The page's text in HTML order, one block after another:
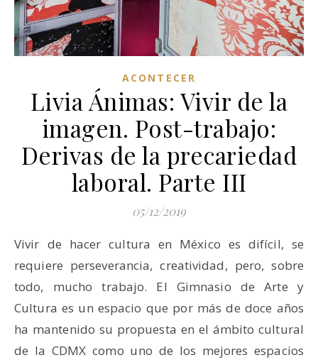
ACONTECER
Livia Ánimas: Vivir de la
imagen. Post-trabajo:
Derivas de la precariedad
laboral. Parte III
05/12/2019
Vivir de hacer cultura en México es difícil, se
requiere perseverancia, creatividad, pero, sobre
todo, mucho trabajo. El Gimnasio de Arte y
Cultura es un espacio que por más de doce años
ha mantenido su propuesta en el ámbito cultural
de la CDMX como uno de los mejores espacios